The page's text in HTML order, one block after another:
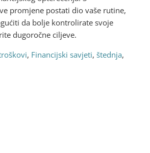
promjene postati dio vaše rutine,
da bolje kontrolirate svoje
dugoročne ciljeve.
, Financijski savjeti, štednja,